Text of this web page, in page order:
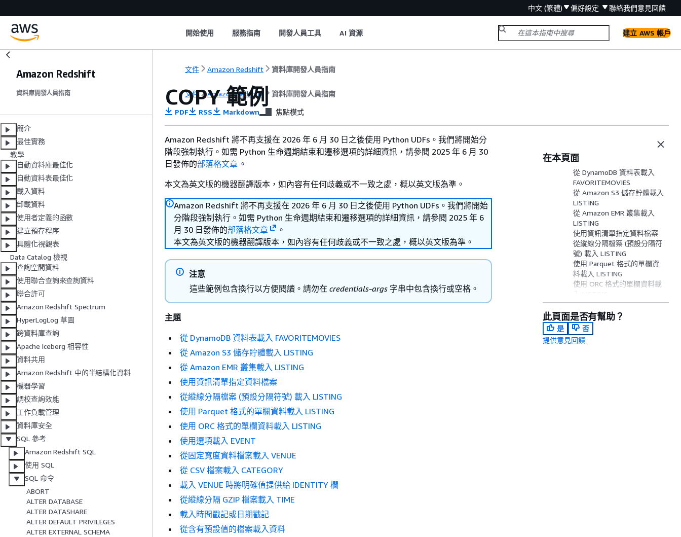
中文 (繁體) 偏好設定 聯絡我們意見回饋
開始使用 服務指南 開發人員工具 AI 資源 建立 AWS 帳戶
Amazon Redshift
資料庫開發人員指南
簡介
最佳實務
教學
自動資料庫最佳化
自動資料表最佳化
載入資料
卸載資料
使用者定義的函數
建立預存程序
具體化視觀表
Data Catalog 檢視
查詢空間資料
使用聯合查詢來查詢資料
聯合許可
Amazon Redshift Spectrum
HyperLogLog 草圖
跨資料庫查詢
Apache Iceberg 相容性
資料共用
Amazon Redshift 中的半結構化資料
機器學習
調校查詢效能
工作負載管理
資料庫安全
SQL 參考
Amazon Redshift SQL
使用 SQL
SQL 命令
ABORT
ALTER DATABASE
ALTER DATASHARE
ALTER DEFAULT PRIVILEGES
ALTER EXTERNAL SCHEMA
文件 Amazon Redshift 資料庫開發人員指南
文件 Amazon Redshift 資料庫開發人員指南
COPY 範例
PDF RSS Markdown 焦點模式
Amazon Redshift 將不再支援在 2026 年 6 月 30 日之後使用 Python UDFs。我們將開始分
階段強制執行。如需 Python 生命週期結束和遷移選項的詳細資訊，請參閱 2025 年 6 月 30
日發佈的部落格文章 。
本文為英文版的機器翻譯版本，如內容有任何歧義或不一致之處，概以英文版為準。
Amazon Redshift 將不再支援在 2026 年 6 月 30 日之後使用 Python UDFs。我們將開始
分階段強制執行。如需 Python 生命週期結束和遷移選項的詳細資訊，請參閱 2025 年 6
月 30 日發佈的部落格文章
。
本文為英文版的機器翻譯版本，如內容有任何歧義或不一致之處，概以英文版為準。
注意
這些範例包含換行以方便閱讀。請勿在 credentials-args 字串中包含換行或空格。
主題
從 DynamoDB 資料表載入 FAVORITEMOVIES
從 Amazon S3 儲存貯體載入 LISTING
從 Amazon EMR 叢集載入 LISTING
使用資訊清單指定資料檔案
從縱線分隔檔案 (預設分隔符號) 載入 LISTING
使用 Parquet 格式的單欄資料載入 LISTING
使用 ORC 格式的單欄資料載入 LISTING
使用選項載入 EVENT
從固定寬度資料檔案載入 VENUE
從 CSV 檔案載入 CATEGORY
載入 VENUE 時將明確值提供給 IDENTITY 欄
從縱線分隔 GZIP 檔案載入 TIME
載入時間戳記或日期戳記
從含有預設值的檔案載入資料
在本頁面
從 DynamoDB 資料表載入
FAVORITEMOVIES
從 Amazon S3 儲存貯體載入
LISTING
從 Amazon EMR 叢集載入
LISTING
使用資訊清單指定資料檔案
從縱線分隔檔案 (預設分隔符
號) 載入 LISTING
使用 Parquet 格式的單欄資
料載入 LISTING
使用 ORC 格式的單欄資料載
使用選項載入 EVENT
從固定寬度資料檔案載入
VENUE
從 CSV 檔案載入 CATEGORY
載入 VENUE 時將明確值提供
此頁面是否有幫助？
是
否
提供意見回饋